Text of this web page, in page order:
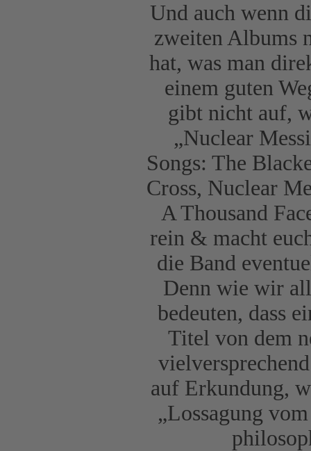
Und auch wenn
zweiten Albums
hat, was man
einem guten
gibt nicht auf,
„Nuclear
Songs: The
Cross, Nuclear
A Thousand
rein & macht
die Band
Denn wie wir
bedeuten, dass
Titel von dem
auf Erkundung,
„Lossagung